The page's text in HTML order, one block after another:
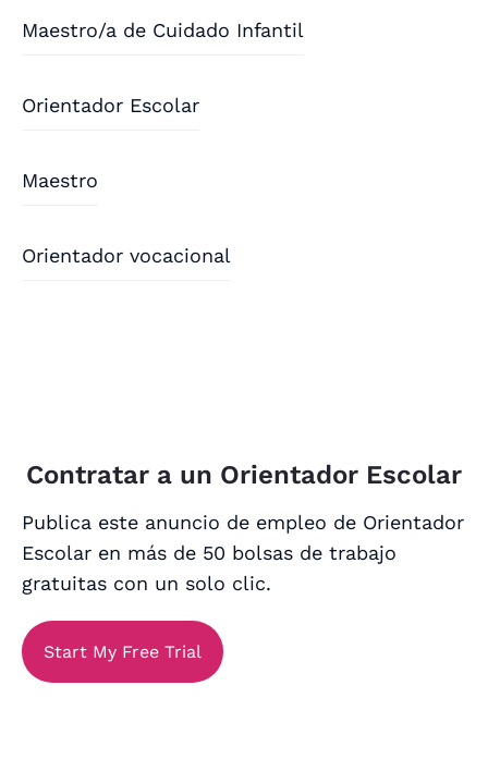
Maestro/a de Cuidado Infantil
Orientador Escolar
Maestro
Orientador vocacional
Contratar a un Orientador Escolar
Publica este anuncio de empleo de Orientador
Escolar en más de 50 bolsas de trabajo
gratuitas con un solo clic.
Start My Free Trial